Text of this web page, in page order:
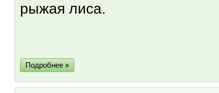
рыжая лиса.
Подробнее »